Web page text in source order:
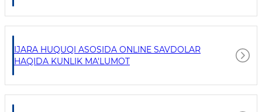
IJARA HUQUQI ASOSIDA ONLINE SAVDOLAR
HAQIDA KUNLIK MA'LUMOT